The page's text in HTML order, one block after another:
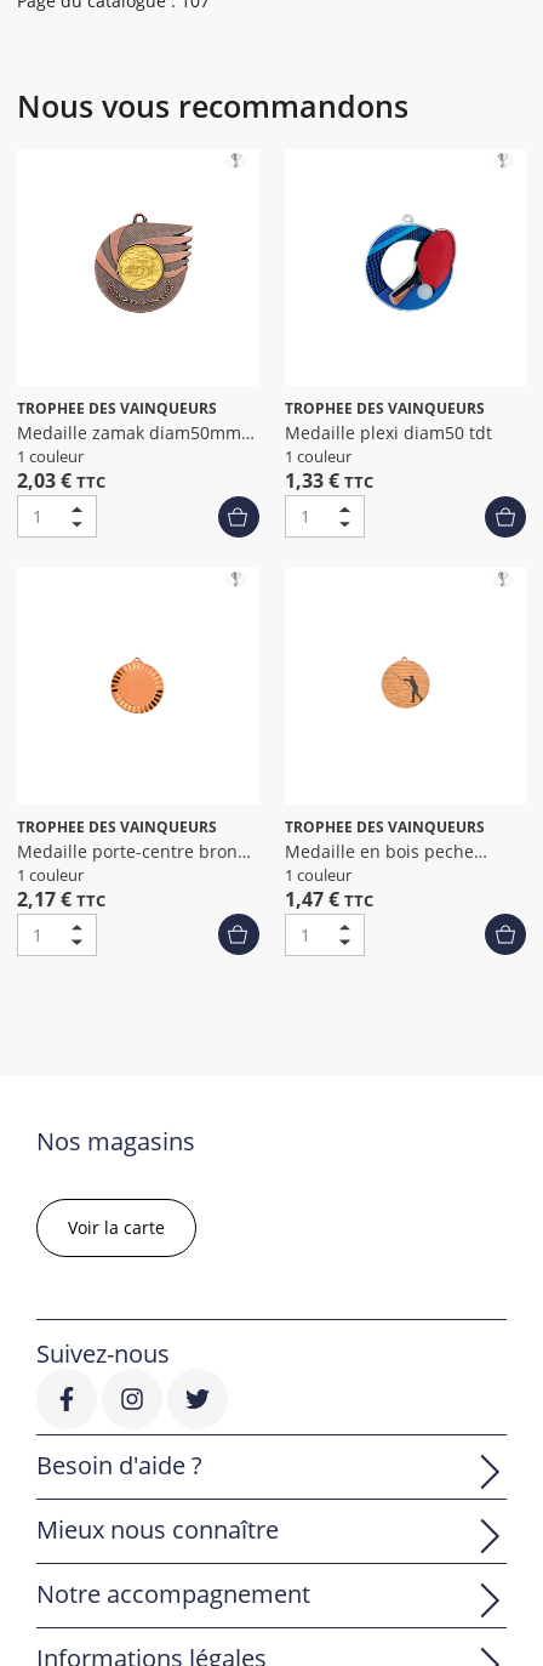
Nous vous recommandons
TROPHEE DES VAINQUEURS
Medaille zamak diam50mm
bronze
1 couleur
2,03 € TTC
TROPHEE DES VAINQUEURS
Medaille plexi diam50 tdt
1 couleur
1,33 € TTC
TROPHEE DES VAINQUEURS
Medaille porte-centre bronze
diamet
1 couleur
2,17 € TTC
TROPHEE DES VAINQUEURS
Medaille en bois peche
diametre 50
1 couleur
1,47 € TTC
Nos magasins
Voir la carte
Suivez-nous
Besoin d'aide ?
Mieux nous connaître
Notre accompagnement
Informations légales